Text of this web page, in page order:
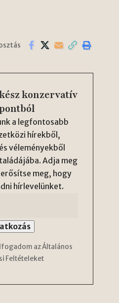
konzervatív
a legfontosabb
hírekből,
véleményekből
Adja meg
meg, hogy
hírlevelünket.
az Általános
Feltételeket